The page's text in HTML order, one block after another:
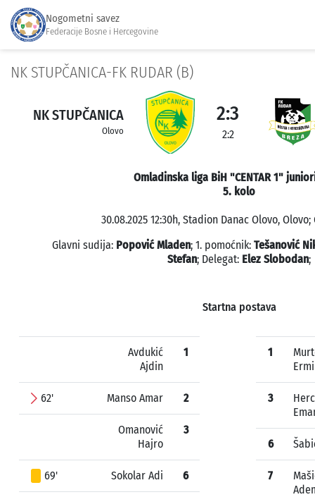
Nogometni savez
Federacije Bosne i Hercegovine
NK STUPČANICA-FK RUDAR (B)
NK STUPČANICA
Olovo
2:3
2:2
Omladinska liga BiH "CENTAR 1"
5. kolo
30.08.2025 12:30h, Stadion Danac Olovo,
Glavni sudija: Popović Mladen; 1. pomoćnik: Tešanović
Stefan; Delegat: Elez Slobodan;
Startna postava
Avdukić
Ajdin
1
62' Manso Amar 2
Omanović
Hajro
3
69' Sokolar Adi 6
1
3
6
7